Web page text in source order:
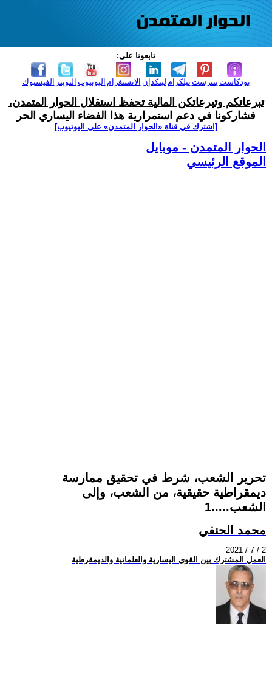
تابعونا على:
الفيسبوك التويتر اليوتيوب الانستغرام لينكدإن تيلكرامبنترست بودكاست
تبرعاتكم وتبرعاتكن المالية تحفظ استقلال الحوار المتمدن،
فشاركونا في دعم استمرارية هذا الفضاء اليساري الحر
[اشترك في قناة ‫«الحوار المتمدن» على اليوتيوب]
الحوار المتمدن - موبايل
الموقع الرئيسي
تحرير الشعب، شرط في تحقيق ممارسة
ديمقراطية حقيقية، من الشعب، وإلى
الشعب.....1
محمد الحنفي
2021 / 7 / 2
العمل المشترك بين القوى اليسارية والعلمانية والديمقرطية